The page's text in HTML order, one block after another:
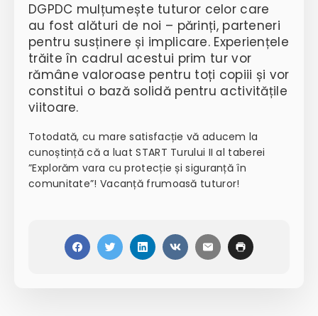
DGPDC mulțumește tuturor celor care
au fost alături de noi – părinți, parteneri
pentru susținere și implicare. Experiențele
trăite în cadrul acestui prim tur vor
rămâne valoroase pentru toți copiii și vor
constitui o bază solidă pentru activitățile
viitoare.
Totodată, cu mare satisfacție vă aducem la
cunoștință că a luatSTART Turului II al taberei
”Explorăm vara cu protecție și siguranță în
comunitate”! Vacanță frumoasă tuturor!